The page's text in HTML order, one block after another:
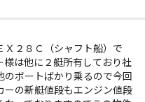
Ｘ２８Ｃ（シャフト船）で
は他に２艇所有しており社
ボートばかり乗るので今回
の新艇値段もエンジン値段